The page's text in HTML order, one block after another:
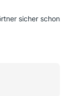
sicher schon